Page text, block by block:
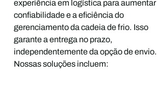
experiência em logística para aumentar
confiabilidade e a eficiência do
gerenciamento da cadeia de frio. Isso
garante a entrega no prazo,
independentemente da opção de envio.
Nossas soluções incluem: